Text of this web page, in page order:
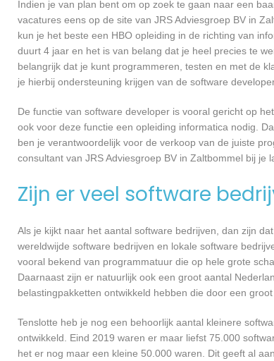
Indien je van plan bent om op zoek te gaan naar een
vacatures eens op de site van JRS Adviesgroep BV in
kun je het beste een HBO opleiding in de richting van
duurt 4 jaar en het is van belang dat je heel precies te
belangrijk dat je kunt programmeren, testen en met de
je hierbij ondersteuning krijgen van de software
De functie van software developer is vooral gericht op
ook voor deze functie een opleiding informatica nodig.
ben je verantwoordelijk voor de verkoop van de juiste
consultant van JRS Adviesgroep BV in Zaltbommel bij
Zijn er veel software
Als je kijkt naar het aantal software bedrijven, dan zijn
wereldwijde software bedrijven en lokale software
vooral bekend van programmatuur die op hele grote
Daarnaast zijn er natuurlijk ook een groot aantal
belastingpakketten ontwikkeld hebben die door een
Tenslotte heb je nog een behoorlijk aantal kleinere
ontwikkeld. Eind 2019 waren er maar liefst 75.000
het er nog maar een kleine 50.000 waren. Dit geeft al